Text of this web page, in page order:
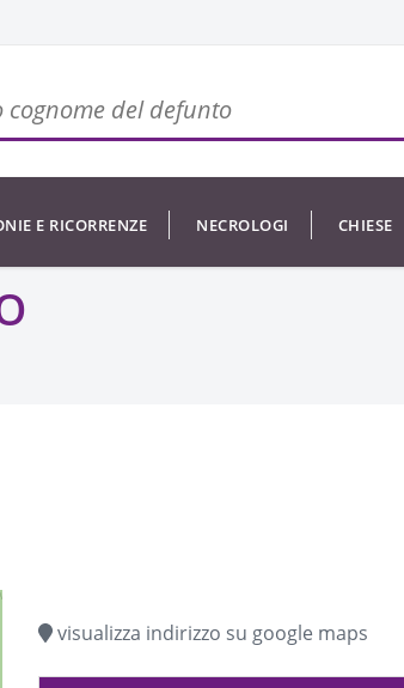
E RICORRENZE NECROLOGI CHIESE
visualizza indirizzo su google maps